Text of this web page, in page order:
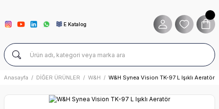
E Katalog
Anasayfa DİĞER ÜRÜNLER W&H W&H Synea Vision TK-97 L Işıklı Aeratör